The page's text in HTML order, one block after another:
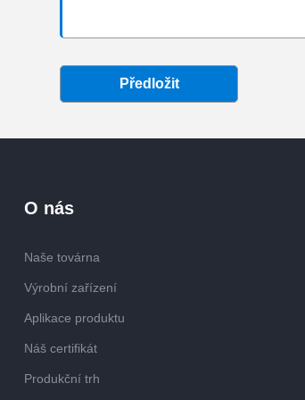
Předložit
O nás
Naše továrna
Výrobní zařízení
Aplikace produktu
Náš certifikát
Produkční trh